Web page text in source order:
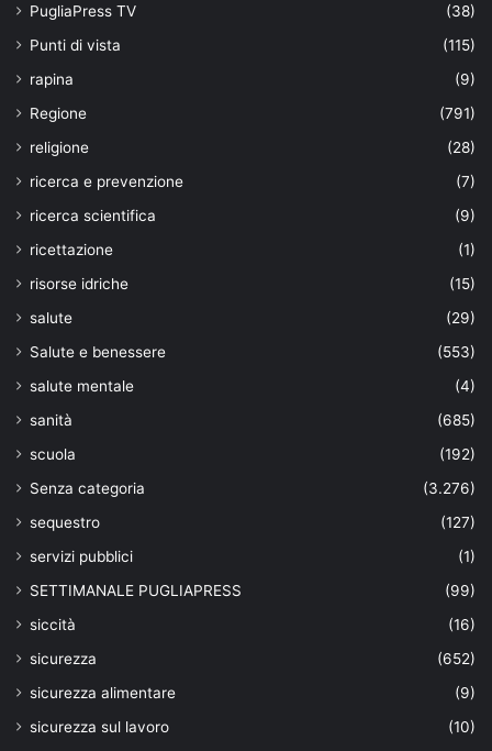
PugliaPress TV
(38)
Punti di vista
(115)
rapina
(9)
Regione
(791)
religione
(28)
ricerca e prevenzione
(7)
ricerca scientifica
(9)
ricettazione
(1)
risorse idriche
(15)
salute
(29)
Salute e benessere
(553)
salute mentale
(4)
sanità
(685)
scuola
(192)
Senza categoria
(3.276)
sequestro
(127)
servizi pubblici
(1)
SETTIMANALE PUGLIAPRESS
(99)
siccità
(16)
sicurezza
(652)
sicurezza alimentare
(9)
sicurezza sul lavoro
(10)